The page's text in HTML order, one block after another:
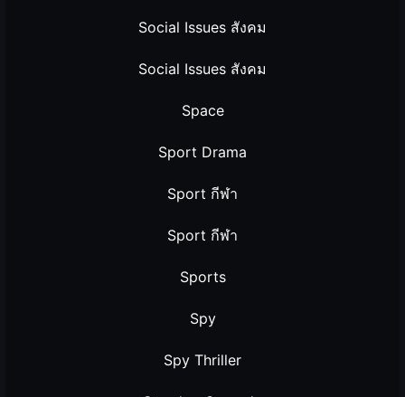
Social Issues สังคม
Social Issues สังคม
Space
Sport Drama
Sport กีฬา
Sport กีฬา
Sports
Spy
Spy Thriller